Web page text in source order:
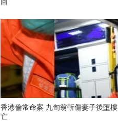
香港倫常命案 九旬翁斬傷妻子後墮樓
亡